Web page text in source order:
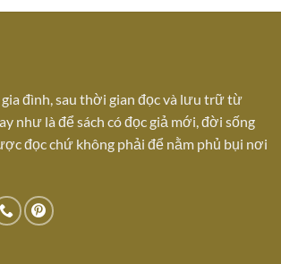
đình, sau thời gian đọc và lưu trữ từ
như là để sách có đọc giả mới, đời sống
đọc chứ không phải để nằm phủ bụi nơi